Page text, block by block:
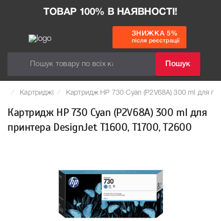
ТОВАР 100% В НАЯВНОСТІ!
Пошук
ЗНИЖКА 5%
після реєстрації
Картриджі Картридж HP 730 Cyan (P2V68A) 300 ml для
Картридж HP 730 Cyan (P2V68A) 300 ml для
принтера DesignJet T1600, T1700, T2600